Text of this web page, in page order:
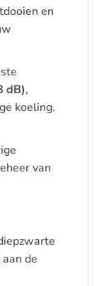
en
dB),
koeling.
van
de